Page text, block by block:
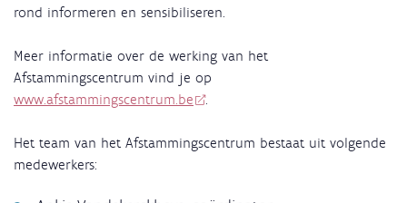
rond informeren en sensibiliseren.
Meer informatie over de werking van het
Afstammingscentrum vind je op
www.afstammingscentrum.be
.
Het team van het Afstammingscentrum bestaat uit volgende
medewerkers: